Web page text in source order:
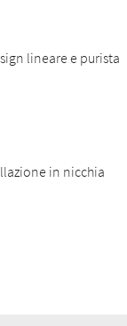
lineare e purista
in nicchia